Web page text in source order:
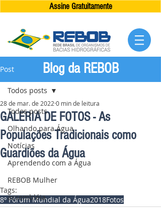
Assine Gratuitamente
Post
Todos posts
Olhando para Água
Notícias
Aprendendo com a Água
REBOB Mulher
assembléia
Todos posts
GALERIA DE FOTOS - As
Populações Tradicionais como
Guardiões da Água
28 de mar. de 2022 0 min de leitura
Tags:
8º Fórum Mundial da Água2018Fotos
Blog da REBOB